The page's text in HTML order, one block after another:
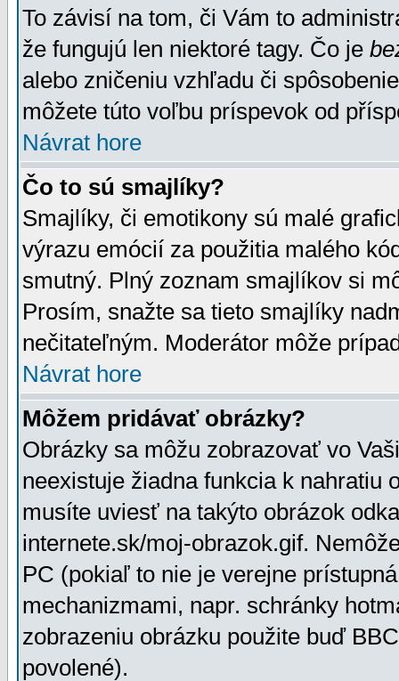
To závisí na tom, či Vám to
že fungujú len niektoré tagy. Čo je
alebo zničeniu vzhľadu či
môžete túto voľbu príspevok od
Návrat hore
Čo to sú smajlíky?
Smajlíky, či emotikony sú malé
výrazu emócií za použitia malého
smutný. Plný zoznam smajlíkov si
Prosím, snažte sa tieto smajlíky
nečitateľným. Moderátor môže
Návrat hore
Môžem pridávať obrázky?
Obrázky sa môžu zobrazovať vo
neexistuje žiadna funkcia k nahratiu
musíte uviesť na takýto obrázok
internete.sk/moj-obrazok.gif.
PC (pokiaľ to nie je verejne
mechanizmami, napr. schránky
zobrazeniu obrázku použite buď
povolené).